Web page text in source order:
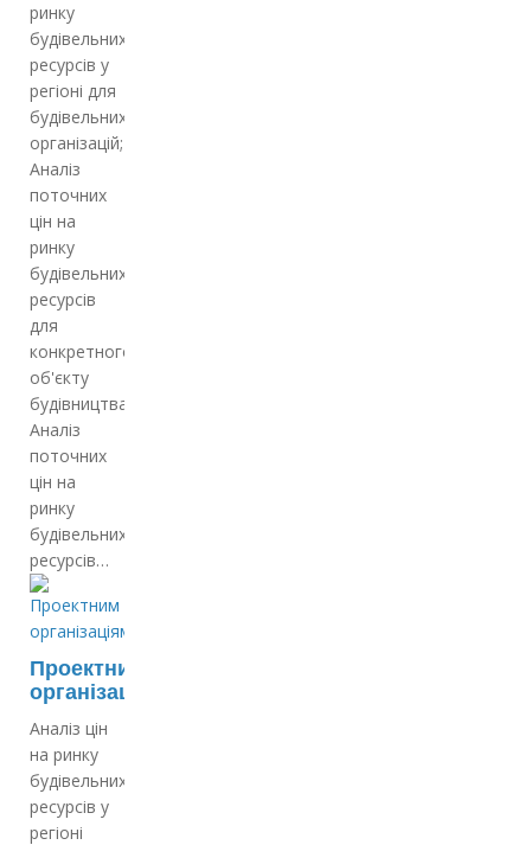
ринку
будівельних
ресурсів у
регіоні для
будівельних
організацій;
Аналіз
поточних
цін на
ринку
будівельних
ресурсів
для
конкретного
об'єкту
будівництва;
Аналіз
поточних
цін на
ринку
будівельних
ресурсів…
Проектним
організаціям
Аналіз цін
на ринку
будівельних
ресурсів у
регіоні